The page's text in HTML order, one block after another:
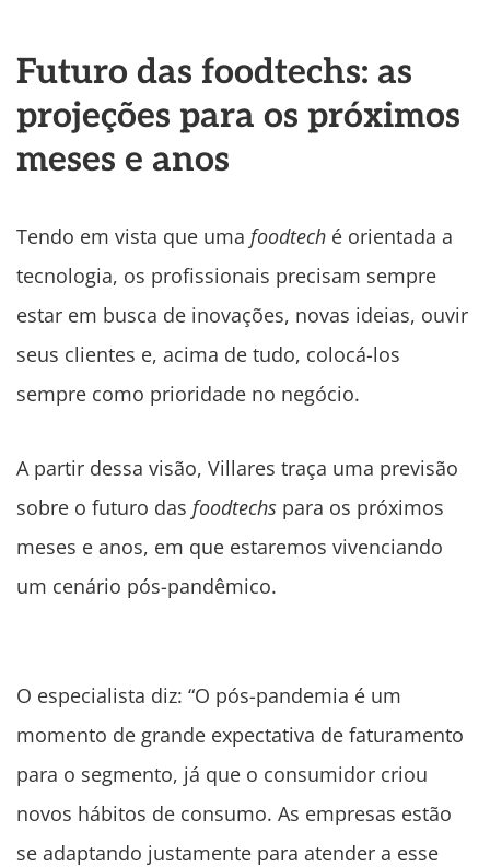
Futuro das foodtechs: as
projeções para os próximos
meses e anos
Tendo em vista que uma foodtech é orientada a
tecnologia, os profissionais precisam sempre
estar em busca de inovações, novas ideias, ouvir
seus clientes e, acima de tudo, colocá-los
sempre como prioridade no negócio.
A partir dessa visão, Villares traça uma previsão
sobre o futuro das foodtechs para os próximos
meses e anos, em que estaremos vivenciando
um cenário pós-pandêmico.
O especialista diz: “O pós-pandemia é um
momento de grande expectativa de faturamento
para o segmento, já que o consumidor criou
novos hábitos de consumo. As empresas estão
se adaptando justamente para atender a esse